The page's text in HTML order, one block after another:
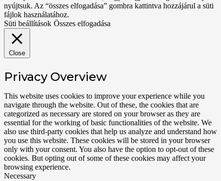
nyújtsuk. Az “összes elfogadása” gombra kattintva hozzájárul a süti
fájlok használatához.
Süti beállítások Összes elfogadása
Close
Privacy Overview
This website uses cookies to improve your experience while you
navigate through the website. Out of these, the cookies that are
categorized as necessary are stored on your browser as they are
essential for the working of basic functionalities of the website. We
also use third-party cookies that help us analyze and understand how
you use this website. These cookies will be stored in your browser
only with your consent. You also have the option to opt-out of these
cookies. But opting out of some of these cookies may affect your
browsing experience.
Necessary